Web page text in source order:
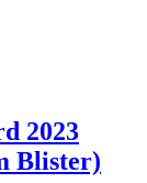
2023
Blister)